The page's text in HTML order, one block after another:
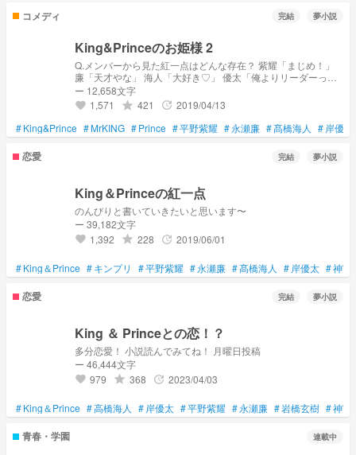
コメディ 完結 夢小説
King&Princeのお姫様 2
Q.メンバーから見た紅一点はどんな存在？ 紫耀「まじめ！」
廉「天才やな」 海人「大好き♡」 優太「俺よりリーダーっぽ
い！」← 勇太「めっちゃ頭いい！」 玄樹「俺より可愛いの
♡」
ー 12,658文字
favorite 1,571 grade 421 update 2019/04/13
#King&Prince #MrKING #Prince #平野紫耀 #永瀬廉 #髙橋海人 # 岸優太
恋愛 完結 夢小説
King＆Princeの紅一点
のんびりと書いていきたいと思います〜
ー 39,182文字
favorite 1,392 grade 228 update 2019/06/01
#King＆Prince #キンプリ #平野紫耀 #永瀬廉 #髙橋海人 # 岸優太 #神宮
恋愛 完結 夢小説
King ＆ Princeとの恋！？
多分恋愛！ 小説読んでみてね！ 月曜日投稿
ー 46,444文字
favorite 979 grade 368 update 2023/04/03
#King＆Prince #高橋海人 # 岸優太 #平野紫耀 #永瀬廉 #岩橋玄樹 #神宮
青春・学園 連載中